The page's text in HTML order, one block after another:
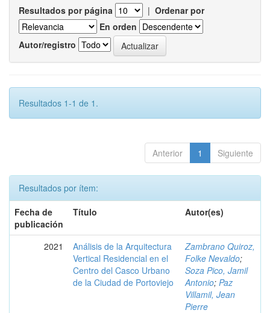
Resultados por página | Ordenar por
En orden
Autor/registro
Resultados 1-1 de 1.
Anterior 1 Siguiente
Resultados por ítem:
Fecha de
publicación
Título Autor(es)
2021
Análisis de la Arquitectura
Vertical Residencial en el
Centro del Casco Urbano
de la Ciudad de Portoviejo
Zambrano Quiroz,
Folke Nevaldo;
Soza Pico, Jamil
Antonio; Paz
Villamil, Jean
Pierre